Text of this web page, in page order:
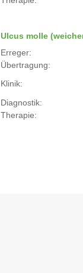
Ulcus molle
Erreger:
Übertragung:
Klinik:
Diagnostik:
Therapie: